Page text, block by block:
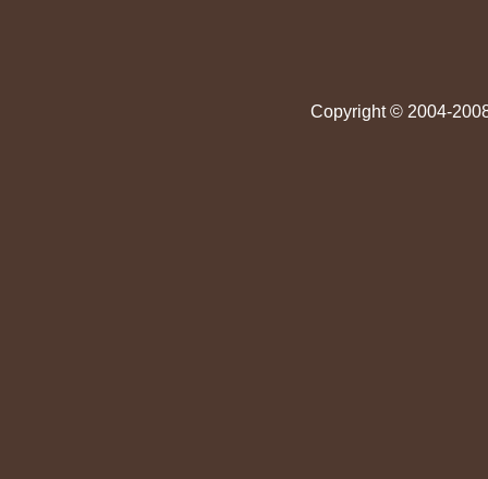
Copyright © 2004-